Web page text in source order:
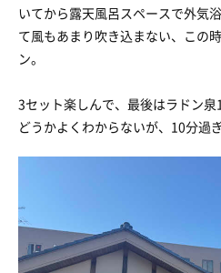
いてから露天風呂スペースで外気
て風もあまり吹き込まない、この
ン。
3セット楽しんで、最後はラドン
どうかよくわからないが、10分過